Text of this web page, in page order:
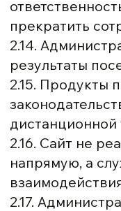
прекратить
2.14.
результаты
2.15. Продукты
дистанционной
2.16. Сайт не
напрямую, а
2.17.